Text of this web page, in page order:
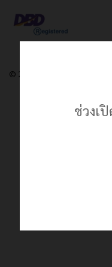
© 2024 เฮฮาปลาตี้.com. All
ช่วงเ